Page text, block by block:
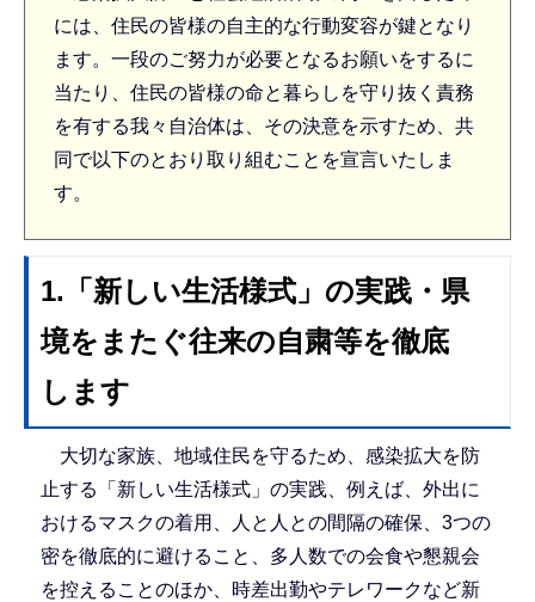
には、住民の皆様の自主的な行動変容が鍵となり
ます。一段のご努力が必要となるお願いをするに
当たり、住民の皆様の命と暮らしを守り抜く責務
を有する我々自治体は、その決意を示すため、共
同で以下のとおり取り組むことを宣言いたしま
す。
1.「新しい生活様式」の実践・県
境をまたぐ往来の自粛等を徹底
します
大切な家族、地域住民を守るため、感染拡大を防
止する「新しい生活様式」の実践、例えば、外出に
おけるマスクの着用、人と人との間隔の確保、3つの
密を徹底的に避けること、多人数での会食や懇親会
を控えることのほか、時差出勤やテレワークなど新